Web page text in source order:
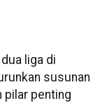
liga di
susunan
pilar penting